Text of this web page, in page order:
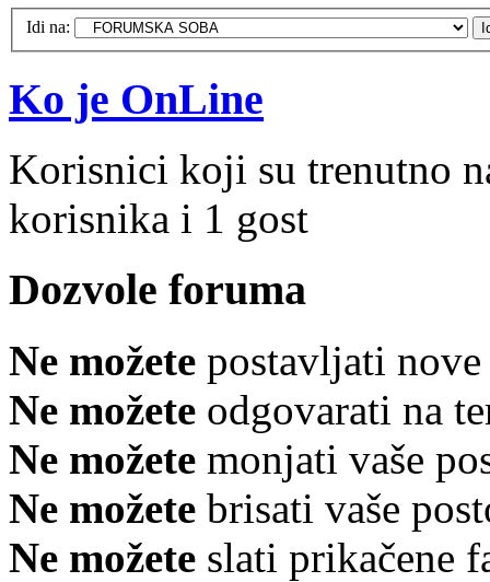
Idi na:
Ko je OnLine
Korisnici koji su trenutno
korisnika i 1 gost
Dozvole foruma
Ne možete postavljati
Ne možete odgovarati na
Ne možete monjati vaše
Ne možete brisati vaše
Ne možete slati prikačene